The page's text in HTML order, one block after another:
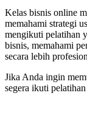
Kelas bisnis online
memahami strategi
mengikuti pelatihan
bisnis, memahami
secara lebih
Jika Anda ingin
segera ikuti